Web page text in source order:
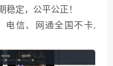
稳定，公平公正！
电信、网通全国不卡,